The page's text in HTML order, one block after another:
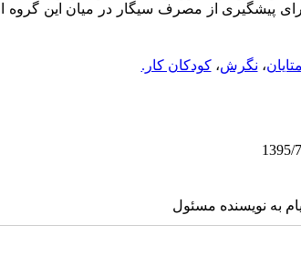
پیشگیری از مصرف سیگار در میان این گروه
، نگرش،کودکان کار.
به نویسنده مسئول